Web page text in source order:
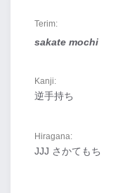
Terim:
sakate mochi
Kanji:
逆手持ち
Hiragana:
JJJ さかてもち